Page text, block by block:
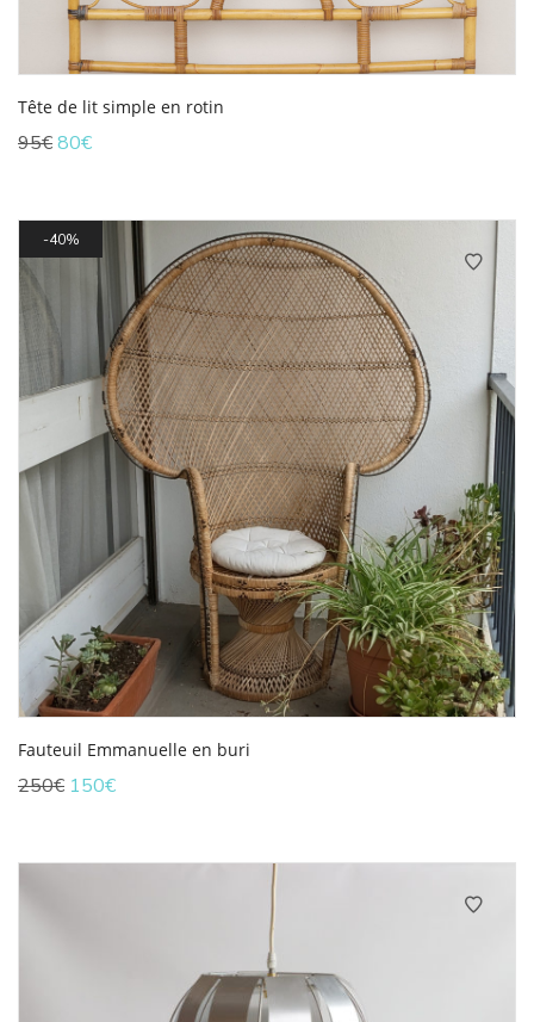
Tête de lit simple en rotin
95€Le
était :
95€.
80€Le
est :
40%
Fauteuil Emmanuelle en buri
250€ Le
était :
150€Le
est :